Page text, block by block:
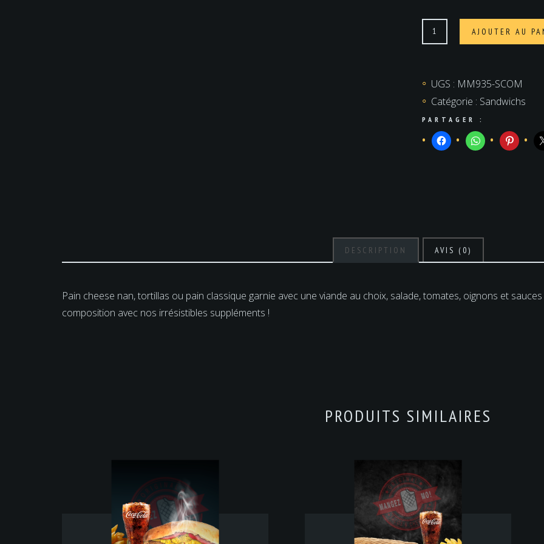
quantité
de
composer
AJOUTER AU
UGS : MM935-SCOM
Catégorie : Sandwichs
PARTAGER :
DESCRIPTION AVIS (0)
Pain cheese nan, tortillas ou pain classique garnie avec une viande au choix, salade, tomates, oignons et
composition avec nos irrésistibles suppléments !
PRODUITS SIMILAIRES